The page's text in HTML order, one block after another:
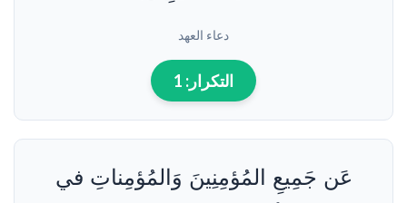
دعاء العهد
التكرار: 1
عَن جَمِيعِ المُؤمِنِينَ وَالمُؤمِناتِ في